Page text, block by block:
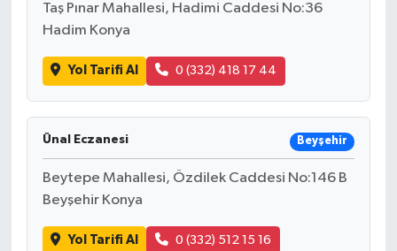
Taş Pınar Mahallesi, Hadimi Caddesi No:36
Hadim Konya
Yol Tarifi Al 0 (332) 418 17 44
Ünal Eczanesi Beyşehir
Beytepe Mahallesi, Özdilek Caddesi No:146 B
Beyşehir Konya
Yol Tarifi Al 0 (332) 512 15 16